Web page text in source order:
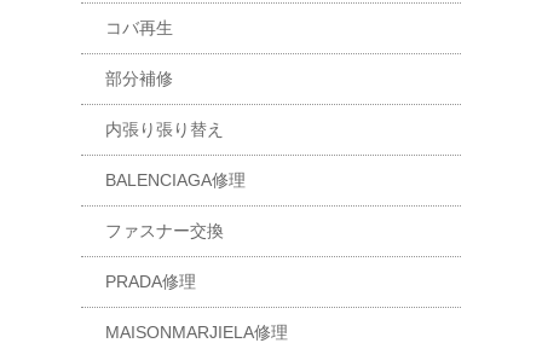
コバ再生
部分補修
内張り張り替え
BALENCIAGA修理
ファスナー交換
PRADA修理
MAISONMARJIELA修理